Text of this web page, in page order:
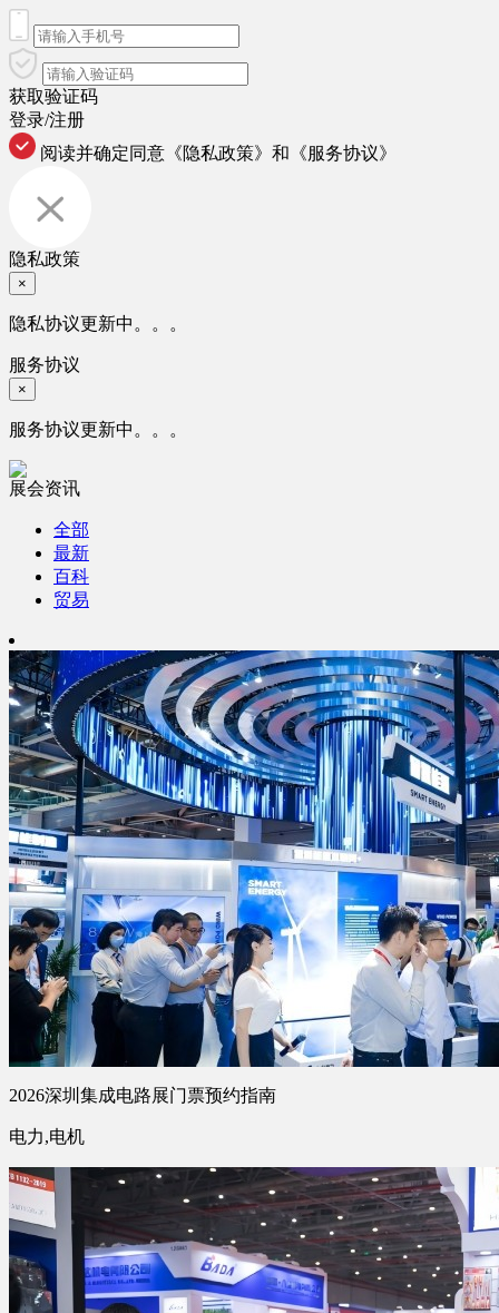
获取验证码
登录/注册
阅读并确定同意 《隐私政策》 和 《服务协议》
隐私政策
×
隐私协议更新中。。。
服务协议
×
服务协议更新中。。。
展会资讯
全部
最新
百科
贸易
2026深圳集成电路展门票预约指南
电力,电机